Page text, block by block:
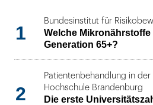
1
Bundesinstitut für
Welche
Generation 65+?
2
Patientenbehandlung in
Hochschule Brandenburg
Die erste